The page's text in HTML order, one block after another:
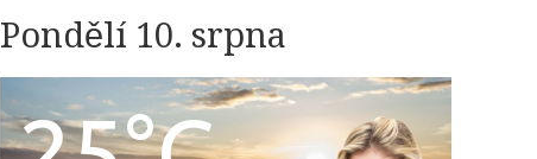
Pondělí 10. srpna